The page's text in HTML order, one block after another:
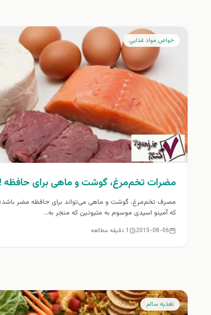
خواص مواد غذايي
مضرات تخم‌مرغ، گوشت و ماهی برای حافظه !
مصرف تخم‌مرغ، گوشت و ماهی می‌تواند برای حافظه مضر
که آمینو اسیدی موسوم به متیونین که منجر به...
2015-08-06 1 دقیقه مطالعه
تغذيه سالم